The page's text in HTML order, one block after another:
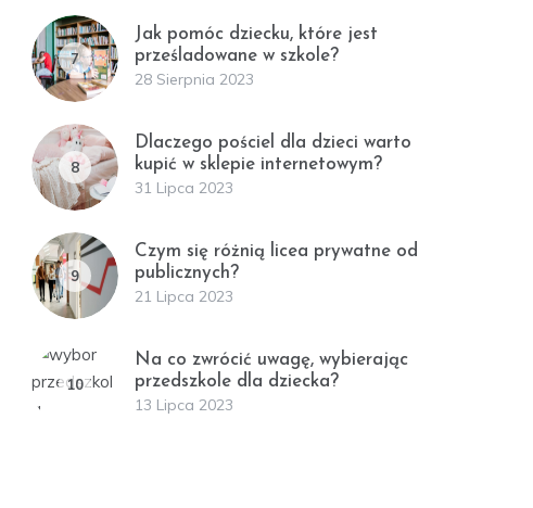
7
Jak pomóc dziecku, które jest
prześladowane w szkole?
28 Sierpnia 2023
8
Dlaczego pościel dla dzieci warto
kupić w sklepie internetowym?
31 Lipca 2023
9
Czym się różnią licea prywatne od
publicznych?
21 Lipca 2023
10
Na co zwrócić uwagę, wybierając
przedszkole dla dziecka?
13 Lipca 2023